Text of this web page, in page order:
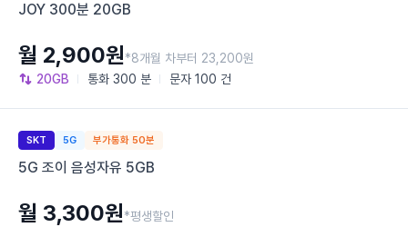
JOY 300분 20GB
20GB 통화 300 분 문자 100 건
월 2,900원*8개월 차부터 23,200원
SKT 5G 부가통화 50분
5G 조이 음성자유 5GB
월 3,300원*평생할인